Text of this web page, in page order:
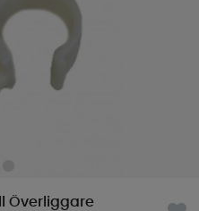
Överliggare